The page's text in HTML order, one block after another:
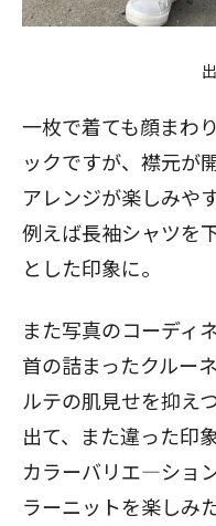
一枚で着ても顔まわ
ックですが、襟元が
アレンジが楽しみや
例えば長袖シャツを
とした印象に。
また写真のコーディ
首の詰まったクルー
ルテの肌見せを抑え
出て、また違った印
カラーバリエ―ショ
ラーニットを楽しみ